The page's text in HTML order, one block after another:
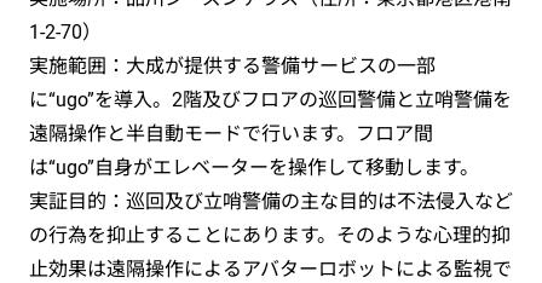
1-2-70）
実施範囲：大成が提供する警備サービスの一部
に“ugo”を導入。2階及びフロアの巡回警備と立哨警備を
遠隔操作と半自動モードで行います。フロア間
は“ugo”自身がエレベーターを操作して移動します。
実証目的：巡回及び立哨警備の主な目的は不法侵入など
の行為を抑止することにあります。そのような心理的抑
止効果は遠隔操作によるアバターロボットによる監視で